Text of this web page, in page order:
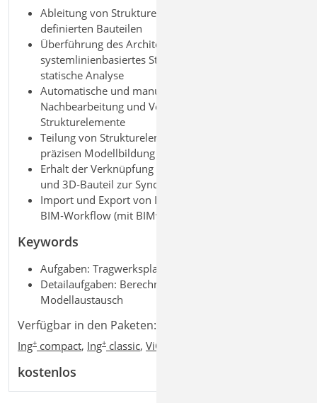
Ableitung von Strukturelementen aus als „tragend“
definierten Bauteilen
Überführung des Architekturmodells in ein
systemlinienbasiertes Strukturmodell für die
statische Analyse
Automatische und manuelle geometrische
Nachbearbeitung und Vereinheitlichung der
Strukturelemente
Teilung von Strukturelementen an Öffnungen zur
präzisen Modellbildung
Erhalt der Verknüpfung zwischen Strukturelement
und 3D‑Bauteil zur Synchronisierung
Import und Export von IFC
BIM‑Workflow (mit BIMwork.ifc)
Keywords
Aufgaben: Tragwerksplanung; BIM; CAD
Detailaufgaben: Berechnungsmodell SE;
Modellaustausch
Verfügbar in den Paketen:
Ing+ compact, Ing+ classic, ViCADo.ing
kostenlos